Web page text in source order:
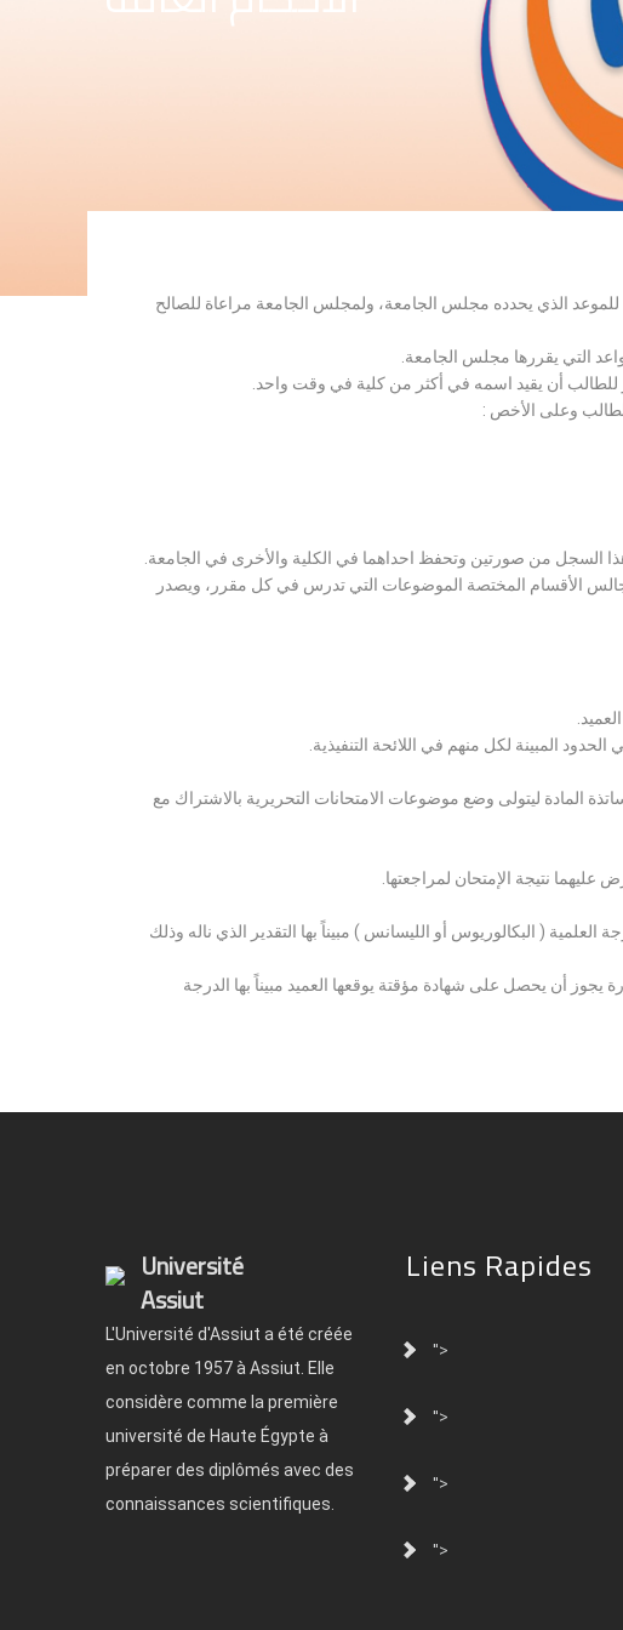
الذي يحدده مجلس الجامعة، ولمجلس الجامعة مراعاة للصالح
التي يقررها مجلس الجامعة.
للطالب أن يقيد اسمه في أكثر من كلية في وقت واحد.
وعلى الأخص :
السجل من صورتين وتحفظ احداهما في الكلية والأخرى في الجامعة.
مجالس الأقسام المختصة الموضوعات التي تدرس في كل مقرر، ويصدر
المبينة لكل منهم في اللائحة التنفيذية.
المادة ليتولى وضع موضوعات الامتحانات التحريرية بالاشتراك مع
نتيجة الإمتحان لمراجعتها.
( البكالوريوس أو الليسانس ) مبيناً بها التقدير الذي ناله وذلك
أن يحصل على شهادة مؤقتة يوقعها العميد مبيناً بها الدرجة
Université
Assiut
L'Université d'Assiut a été créée
en octobre 1957 à Assiut. Elle
considère comme la première
université de Haute Égypte à
préparer des diplômés avec des
connaissances scientifiques.
Liens Rapides
">
">
">
">